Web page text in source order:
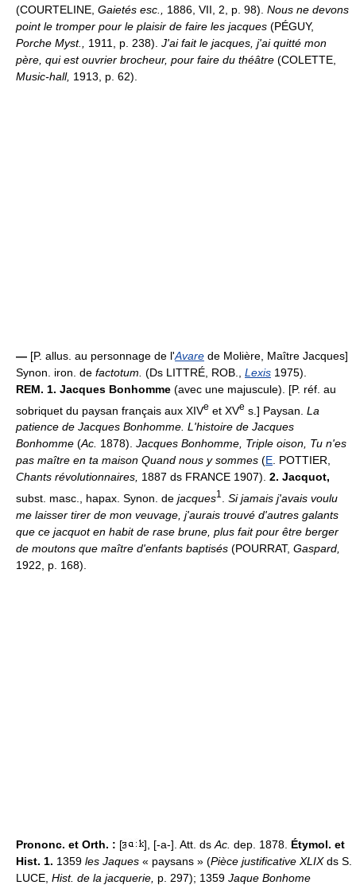
(COURTELINE, Gaietés esc., 1886, VII, 2, p. 98). Nous ne devons
point le tromper pour le plaisir de faire les jacques (PÉGUY,
Porche Myst., 1911, p. 238). J'ai fait le jacques, j'ai quitté mon
père, qui est ouvrier brocheur, pour faire du théâtre (COLETTE,
Music-hall, 1913, p. 62).
— [P. allus. au personnage de l'Avare de Molière, Maître Jacques]
Synon. iron. de factotum. (Ds LITTRÉ, ROB., Lexis 1975).
REM. 1. Jacques Bonhomme (avec une majuscule). [P. réf. au
sobriquet du paysan français aux XIVe et XVe s.] Paysan. La
patience de Jacques Bonhomme. L'histoire de Jacques
Bonhomme (Ac. 1878). Jacques Bonhomme, Triple oison, Tu n'es
pas maître en ta maison Quand nous y sommes (E. POTTIER,
Chants révolutionnaires, 1887 ds FRANCE 1907). 2. Jacquot,
subst. masc., hapax. Synon. de jacques1
Si jamais j'avais voulu
me laisser tirer de mon veuvage, j'aurais trouvé d'autres galants
que ce jacquot en habit de rase brune, plus fait pour être berger
de moutons que maître d'enfants baptisés (POURRAT, Gaspard,
1922, p. 168).
Prononc. et Orth. : [ ], [-a-]. Att. ds Ac. dep. 1878. Étymol. et
Hist. 1. 1359 les Jaques « paysans » (Pièce justificative XLIXds S.
LUCE, Hist. de la jacquerie, p. 297); 1359 Jaque Bonhome